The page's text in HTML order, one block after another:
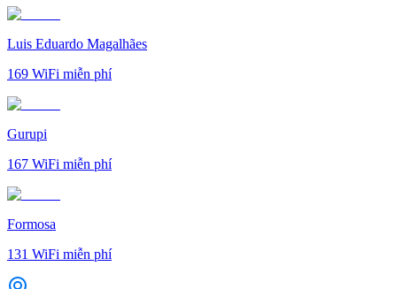
Luis Eduardo Magalhães
169 WiFi miễn phí
Gurupi
167 WiFi miễn phí
Formosa
131 WiFi miễn phí